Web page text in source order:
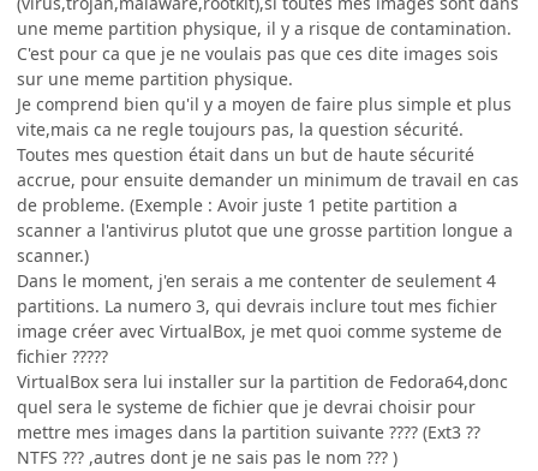
une meme partition physique, il y a risque de contamination.
C'est pour ca que je ne voulais pas que ces dite images sois
sur une meme partition physique.
Je comprend bien qu'il y a moyen de faire plus simple et plus
vite,mais ca ne regle toujours pas, la question sécurité.
Toutes mes question était dans un but de haute sécurité
accrue, pour ensuite demander un minimum de travail en cas
de probleme. (Exemple : Avoir juste 1 petite partition a
scanner a l'antivirus plutot que une grosse partition longue a
scanner.)
Dans le moment, j'en serais a me contenter de seulement 4
partitions. La numero 3, qui devrais inclure tout mes fichier
image créer avec VirtualBox, je met quoi comme systeme de
fichier ?????
VirtualBox sera lui installer sur la partition de Fedora64,donc
quel sera le systeme de fichier que je devrai choisir pour
mettre mes images dans la partition suivante ???? (Ext3 ??
NTFS ??? ,autres dont je ne sais pas le nom ??? )